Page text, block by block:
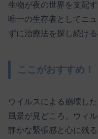
生物が夜の世界を支配
唯一の生存者としてニ
ずに治療法を探し続け
ここがおすすめ！
ウイルスによる崩壊し
風景が見どころ。ウィ
静かな緊張感と心に残